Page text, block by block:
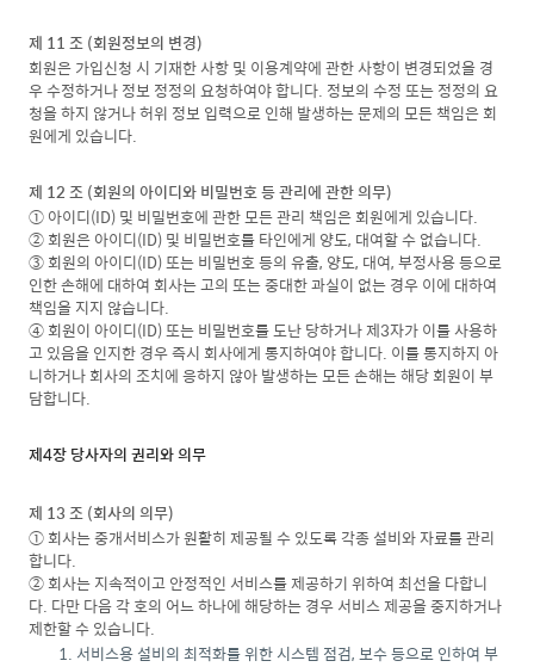
제 11 조 (회원정보의 변경)
회원은 가입신청 시 기재한 사항 및 이용계약에 관한 사항이 변경되었을 경
우 수정하거나 정보 정정의 요청하여야 합니다. 정보의 수정 또는 정정의 요
청을 하지 않거나 허위 정보 입력으로 인해 발생하는 문제의 모든 책임은 회
원에게 있습니다.
제 12 조 (회원의 아이디와 비밀번호 등 관리에 관한 의무)
① 아이디(ID) 및 비밀번호에 관한 모든 관리 책임은 회원에게 있습니다.
② 회원은 아이디(ID) 및 비밀번호를 타인에게 양도, 대여할 수 없습니다.
③ 회원의 아이디(ID) 또는 비밀번호 등의 유출, 양도, 대여, 부정사용 등으로
인한 손해에 대하여 회사는 고의 또는 중대한 과실이 없는 경우 이에 대하여
책임을 지지 않습니다.
④ 회원이 아이디(ID) 또는 비밀번호를 도난 당하거나 제3자가 이를 사용하
고 있음을 인지한 경우 즉시 회사에게 통지하여야 합니다. 이를 통지하지 아
니하거나 회사의 조치에 응하지 않아 발생하는 모든 손해는 해당 회원이 부
담합니다.
제4장 당사자의 권리와 의무
제 13 조 (회사의 의무)
① 회사는 중개서비스가 원활히 제공될 수 있도록 각종 설비와 자료를 관리
합니다.
② 회사는 지속적이고 안정적인 서비스를 제공하기 위하여 최선을 다합니
다. 다만 다음 각 호의 어느 하나에 해당하는 경우 서비스 제공을 중지하거나
제한할 수 있습니다.
서비스용 설비의 최적화를 위한 시스템 점검, 보수 등으로 인하여 부